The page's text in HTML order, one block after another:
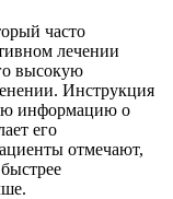
часто
лечении
высокую
Инструкция
информацию о
его
отмечают,